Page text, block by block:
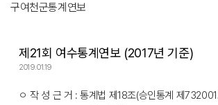
구여천군통계연보
제21회 여수통계연보 (2017년 기준)
2019.01.19
ㅇ 작 성 근 거 : 통계법 제18조(승인통계 제